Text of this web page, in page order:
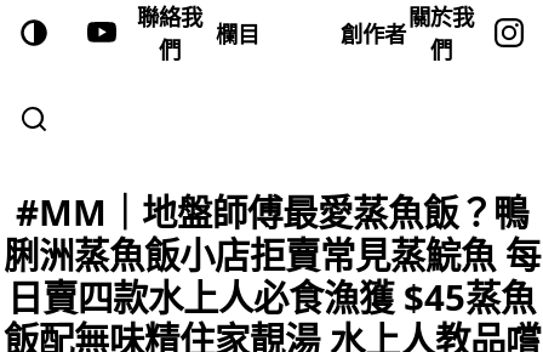
聯絡我
們
欄目 創作者
關於我
們
#MM｜地盤師傅最愛蒸魚飯？鴨
脷洲蒸魚飯小店拒賣常見蒸鯇魚 每
日賣四款水上人必食漁獲 $45蒸魚
飯配無味精住家靚湯 水上人教品嚐